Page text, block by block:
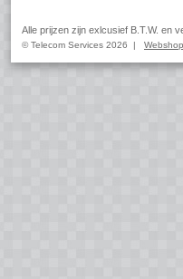
Alle prijzen zijn exlcusief B.T.W. en
© Telecom Services 2026 |